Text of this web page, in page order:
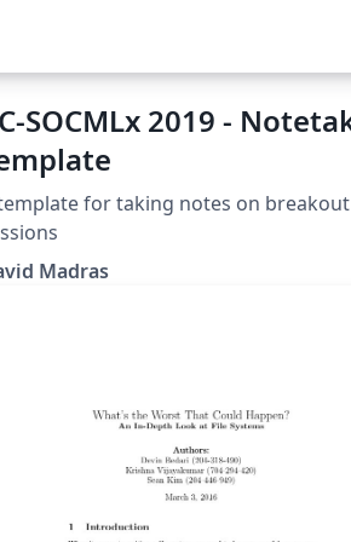
SOCMLx 2019 - Notetaking
for taking notes on breakout
Madras